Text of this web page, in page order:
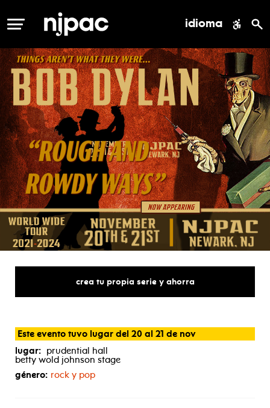
MENÚ idioma
crea tu propia serie y ahorra
Este evento tuvo lugar del 20 al 21 de nov
lugar: prudential hall
betty wold johnson stage
género: rock y pop